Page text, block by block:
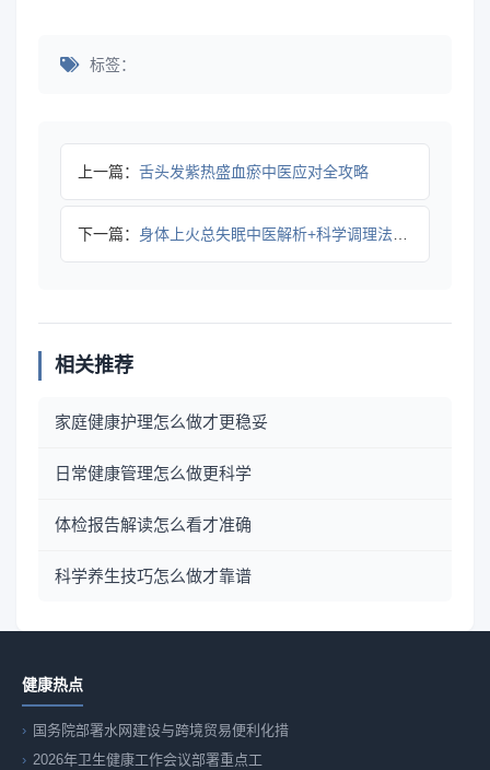
标签：
上一篇： 舌头发紫热盛血瘀中医应对全攻略
下一篇： 身体上火总失眠中医解析+科学调理法全攻略
相关推荐
家庭健康护理怎么做才更稳妥
日常健康管理怎么做更科学
体检报告解读怎么看才准确
科学养生技巧怎么做才靠谱
健康热点
国务院部署水网建设与跨境贸易便利化措
2026年卫生健康工作会议部署重点工